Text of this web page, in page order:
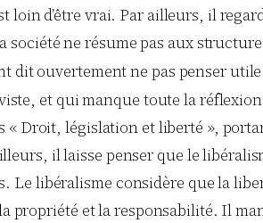
d’être vrai. Par ailleurs, il
ne résume pas aux
dit ouvertement ne pas penser
et qui manque toute la
Droit, législation et liberté »,
il laisse penser que le
Le libéralisme considère que la
propriété et la responsabilité. Il